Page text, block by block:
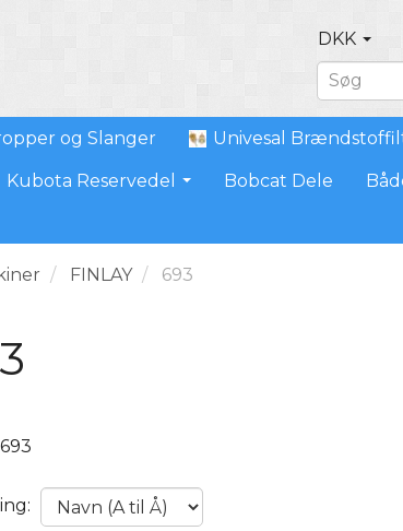
DKK
og Slanger Univesal
Kubota Reservedel Bobcat Dele
FINLAY 693